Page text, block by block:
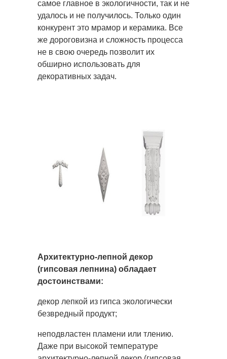
самое главное в экологичности, так и не
удалось и не получилось. Только один
конкурент это мрамор и керамика. Все
же дороговизна и сложность процесса
не в свою очередь позволит их
обширно использовать для
декоративных задач.
Архитектурно-лепной декор
(гипсовая лепнина) обладает
достоинствами:
декор лепкой из гипса экологически
безвредный продукт;
неподвластен пламени или тлению.
Даже при высокой температуре